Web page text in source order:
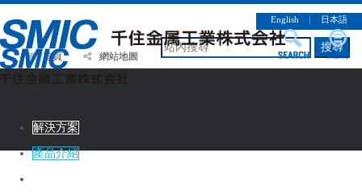
English ｜ 日本語
首頁 網站地圖
搜尋
解決方案
產品介紹